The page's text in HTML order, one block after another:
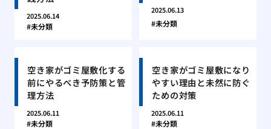
2025.06.14
未分類
2025.06.13
未分類
空き家がゴミ屋敷化する
前にやるべき予防策と管
理方法
2025.06.11
未分類
空き家がゴミ屋敷になり
やすい理由と未然に防ぐ
ための対策
2025.06.11
未分類